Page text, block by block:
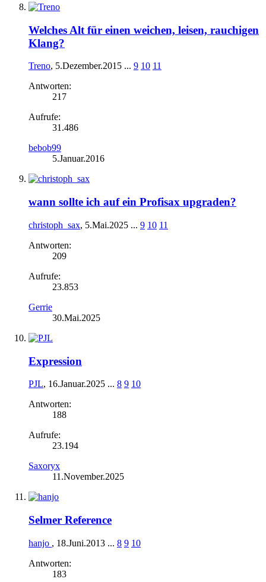
Welches Alt für einen weichen, leisen, rauchigen
Klang?
Treno, 5.Dezember.2015 ... 9 10 11
Antworten:
217
Aufrufe:
31.486
bebob99
5.Januar.2016
wann sollte ich auf ein Profisax upgraden?
christoph_sax, 5.Mai.2025 ... 9 10 11
Antworten:
209
Aufrufe:
23.853
Gerrie
30.Mai.2025
Expression
PJL, 16.Januar.2025 ... 8 9 10
Antworten:
188
Aufrufe:
23.194
Saxoryx
11.November.2025
Selmer Reference
hanjo , 18.Juni.2013 ... 8 9 10
Antworten:
183